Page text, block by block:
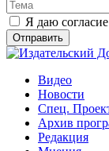
Я даю
Видео
Новости
Спец.
Архив
Редакция